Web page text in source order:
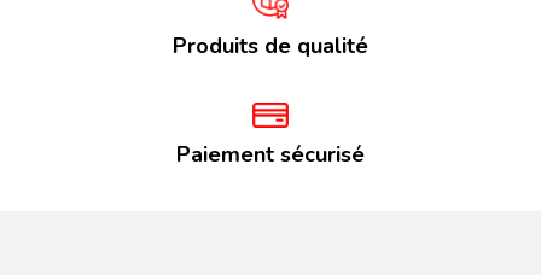
Produits de qualité
Paiement sécurisé